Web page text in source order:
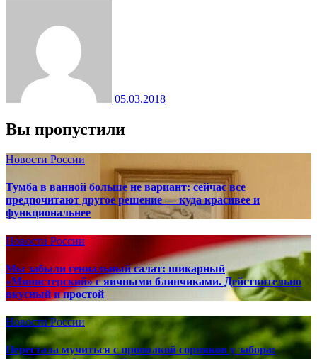
05.03.2018
Вы пропустили
Новости России
Тумба в ванной больше не вариант: сейчас все
предпочитают другое решение — куда красивее и
функциональнее
Новости России
Мы забыли гениальный салат: шикарный
«Министерский» с яичными блинчиками. Действительно
вкусный и простой
Новости России
Перестала мучиться с прополкой сорняков у забора: